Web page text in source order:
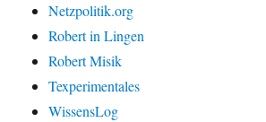
Netzpolitik.org
Robert in Lingen
Robert Misik
Texperimentales
WissensLog